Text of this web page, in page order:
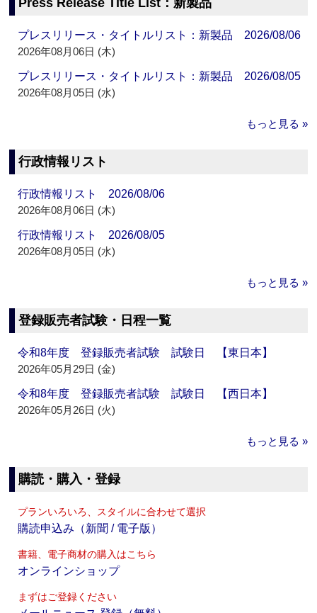
Press Release Title List：新製品
プレスリリース・タイトルリスト：新製品 2026/08/06
2026年08月06日 (木)
プレスリリース・タイトルリスト：新製品 2026/08/05
2026年08月05日 (水)
もっと見る »
行政情報リスト
行政情報リスト 2026/08/06
2026年08月06日 (木)
行政情報リスト 2026/08/05
2026年08月05日 (水)
もっと見る »
登録販売者試験・日程一覧
令和8年度 登録販売者試験 試験日 【東日本】
2026年05月29日 (金)
令和8年度 登録販売者試験 試験日 【西日本】
2026年05月26日 (火)
もっと見る »
購読・購入・登録
プランいろいろ、スタイルに合わせて選択
購読申込み（新聞 / 電子版）
書籍、電子商材の購入はこちら
オンラインショップ
まずはご登録ください